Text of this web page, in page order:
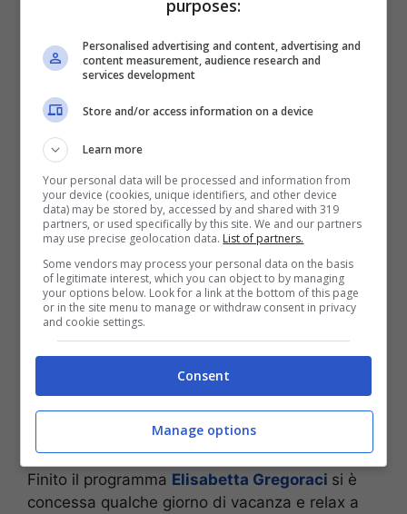
Nelle scorse settimane la splendida conduttrice
è tornata sul piccolo schermo con la
conduzione diMade in Italy su Rai Due al
talento e la sua strabiliante bellezza ha
conquistato moltissimi consensi, sui social i suoi
tantissimi fan l’hanno riempita di like e
complimenti. In ogni puntata ha indossato outfit
fronte a così tanta sensualità e bellezza è
proprio impossibile.
Finito il programma Elisabetta Gregoraci si è
concessa qualche giorno di vacanza e relax a
purposes:
Personalised advertising and content, advertising and
content measurement, audience research and
services development
Store and/or access information on a device
Learn more
Your personal data will be processed and information from
your device (cookies, unique identifiers, and other device
data) may be stored by, accessed by and shared with 319
partners, or used specifically by this site. We and our partners
may use precise geolocation data. List of partners.
Some vendors may process your personal data on the basis
of legitimate interest, which you can object to by managing
your options below. Look for a link at the bottom of this page
or in the site menu to manage or withdraw consent in privacy
and cookie settings.
Consent
Manage options